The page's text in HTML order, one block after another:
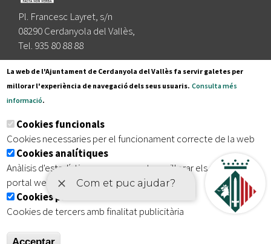
Pl. Francesc Layret, s/n
08290 Cerdanyola del Vallès,
Tel. 935 80 88 88
Segueix-nos a:
Subscriu-te al nostre butlletí
Inici | Avís legal | Protecció de dades Mapa del lloc
| Accessibilitat
La web de l'Ajuntament de Cerdanyola del Vallès fa servir galetes per
millorar l'experiència de navegació dels seus usuaris. Consulta més
informació.
Cookies funcionals
Cookies necessaries per el funcionament correcte de la web
Cookies analítiques
Anàlisis d'estadístiques que permeten millorar els serveis del
portal web
Cookies publicitàries
Cookies de tercers amb finalitat publicitària